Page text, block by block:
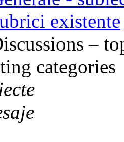
existente
–
categories